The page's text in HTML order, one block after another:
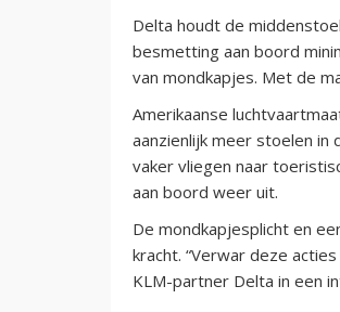
Delta houdt de
besmetting aan boord
van mondkapjes. Met de
Amerikaanse
aanzienlijk meer stoelen in
vaker vliegen naar
aan boord weer uit.
De mondkapjesplicht en
kracht. “Verwar deze
KLM-partner Delta in een